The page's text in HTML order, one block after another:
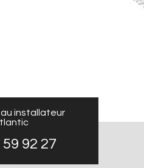
installateur
59 92 27